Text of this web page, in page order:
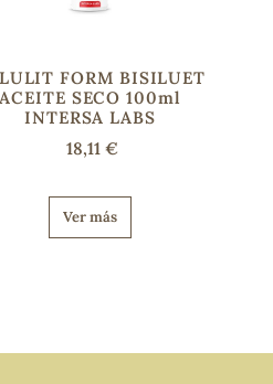
FORM BISILUET
ACEITE SECO 100ml
INTERSA LABS
18,11 €
Ver más